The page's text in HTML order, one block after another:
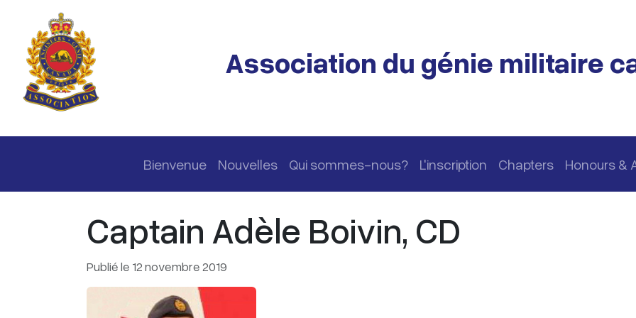
Passer au contenu principal
Association du génie militaire
Navigation principale
Bienvenue Nouvelles Qui sommes-nous? L'inscription Chapters Honours &
Captain Adèle Boivin, CD
Publié le 12 novembre 2019